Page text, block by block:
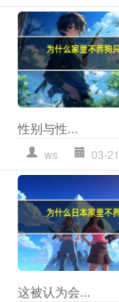
性别与性...
ws 03-21
这被认为会...